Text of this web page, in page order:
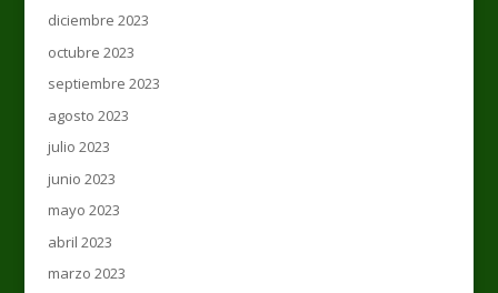
diciembre 2023
octubre 2023
septiembre 2023
agosto 2023
julio 2023
junio 2023
mayo 2023
abril 2023
marzo 2023